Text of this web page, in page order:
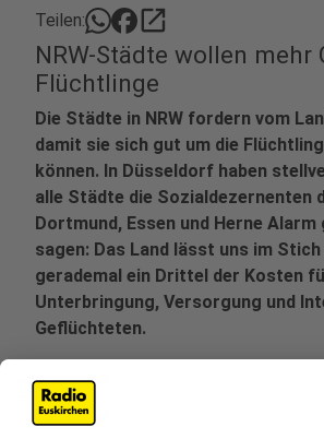
Teilen: open_in_new
NRW-Städte wollen mehr
Flüchtlinge
Die Städte in NRW fordern vom
damit sie sich gut um die
können. In Düsseldorf haben
alle Städte die Sozialdezernenten
Dortmund, Essen und Herne Alarm
sagen: Das Land lässt uns im
gerademal ein Drittel der Kosten
Unterbringung, Versorgung und
Geflüchteten.
Anzeige